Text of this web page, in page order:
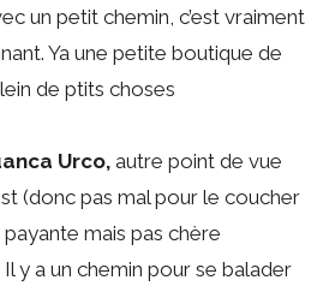
un petit chemin, c’est vraiment
Ya une petite boutique de
de ptits choses
Urco, autre point de vue
(donc pas mal pour le coucher
mais pas chère
y a un chemin pour se balader